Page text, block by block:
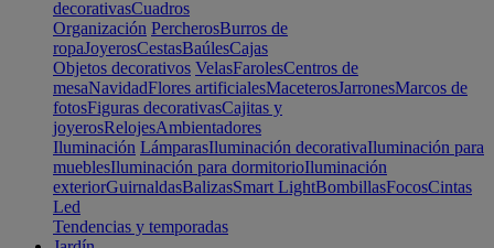
decorativasCuadros
Organización PercherosBurros de
ropaJoyerosCestasBaúlesCajas
Objetos decorativos VelasFarolesCentros de
mesaNavidadFlores artificialesMaceterosJarronesMarcos de
fotosFiguras decorativasCajitas y
joyerosRelojesAmbientadores
Iluminación LámparasIluminación decorativaIluminación para
mueblesIluminación para dormitorioIluminación
exteriorGuirnaldasBalizasSmart LightBombillasFocosCintas
Led
Tendencias y temporadas